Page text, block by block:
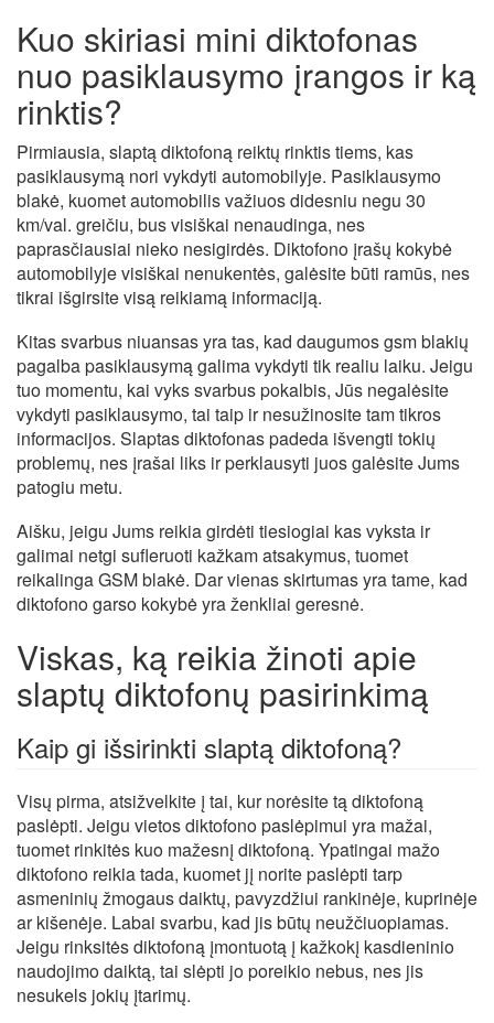
Kuo skiriasi mini diktofonas
nuo pasiklausymo įrangos ir ką
rinktis?
Pirmiausia, slaptą diktofoną reiktų rinktis tiems, kas
pasiklausymą nori vykdyti automobilyje. Pasiklausymo
blakė, kuomet automobilis važiuos didesniu negu 30
km/val. greičiu, bus visiškai nenaudinga, nes
paprasčiausiai nieko nesigirdės. Diktofono įrašų kokybė
automobilyje visiškai nenukentės, galėsite būti ramūs, nes
tikrai išgirsite visą reikiamą informaciją.
Kitas svarbus niuansas yra tas, kad daugumos gsm blakių
pagalba pasiklausymą galima vykdyti tik realiu laiku. Jeigu
tuo momentu, kai vyks svarbus pokalbis, Jūs negalėsite
vykdyti pasiklausymo, tai taip ir nesužinosite tam tikros
informacijos. Slaptas diktofonas padeda išvengti tokių
problemų, nes įrašai liks ir perklausyti juos galėsite Jums
patogiu metu.
Aišku, jeigu Jums reikia girdėti tiesiogiai kas vyksta ir
galimai netgi sufleruoti kažkam atsakymus, tuomet
reikalinga GSM blakė. Dar vienas skirtumas yra tame, kad
diktofono garso kokybė yra ženkliai geresnė.
Viskas, ką reikia žinoti apie
slaptų diktofonų pasirinkimą
Kaip gi išsirinkti slaptą diktofoną?
Visų pirma, atsižvelkite į tai, kur norėsite tą diktofoną
paslėpti. Jeigu vietos diktofono paslėpimui yra mažai,
tuomet rinkitės kuo mažesnį diktofoną. Ypatingai mažo
diktofono reikia tada, kuomet jį norite paslėpti tarp
asmeninių žmogaus daiktų, pavyzdžiui rankinėje, kuprinėje
ar kišenėje. Labai svarbu, kad jis būtų neužčiuopiamas.
Jeigu rinksitės diktofoną įmontuotą į kažkokį kasdieninio
naudojimo daiktą, tai slėpti jo poreikio nebus, nes jis
nesukels jokių įtarimų.